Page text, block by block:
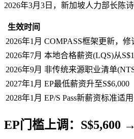
2026年3月3日，新加坡人力部长陈
生效时间
2026年1月 COMPASS框架更新，
2026年7月 本地合格薪资(LQS)从
2026年9月 非传统来源职业清单
2027年1月 EP最低薪资升至S$6,000
2028年1月 EP/S Pass新薪资标准适
EP门槛上调：S$5,600